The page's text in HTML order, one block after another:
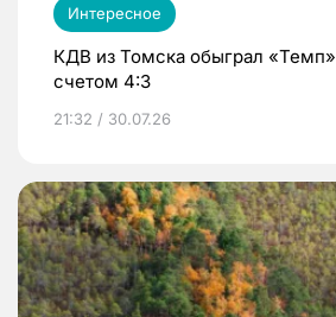
Интересное
КДВ из Томска обыграл
счетом 4:3
21:32 / 30.07.26